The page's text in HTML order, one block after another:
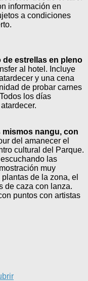
información en
a condiciones
estrellas en pleno
al hotel. Incluye
y una cena
de probar carnes
los días
mismos nangu, con
del amanecer el
cultural del Parque.
las
muy
de la zona, el
de caza con lanza.
puntos con artistas